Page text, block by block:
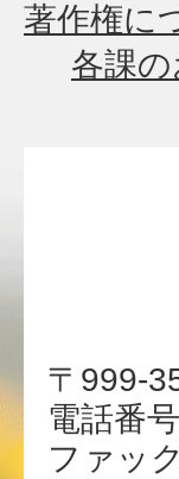
著作権に
各課
〒999-
電話番
ファッ